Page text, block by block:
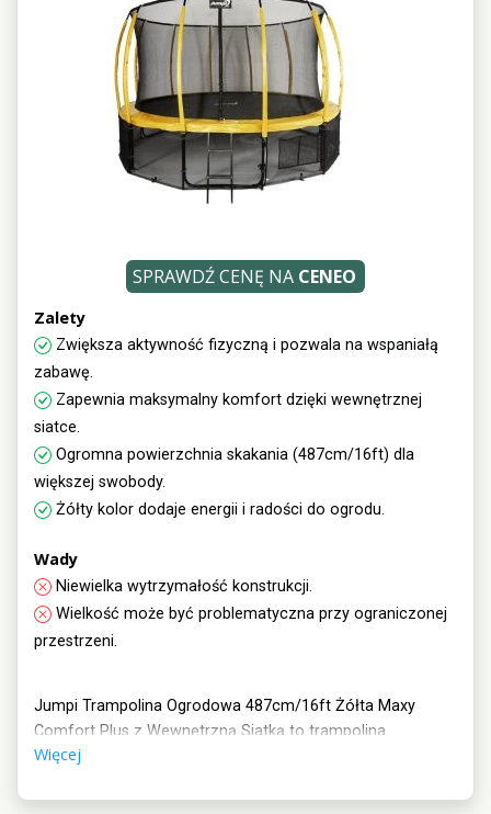
Zalety
Zwiększa aktywność fizyczną i pozwala na wspaniałą
zabawę.
Zapewnia maksymalny komfort dzięki wewnętrznej
siatce.
Ogromna powierzchnia skakania (487cm/16ft) dla
większej swobody.
Żółty kolor dodaje energii i radości do ogrodu.
Wady
Niewielka wytrzymałość konstrukcji.
Wielkość może być problematyczna przy ograniczonej
przestrzeni.
Jumpi Trampolina Ogrodowa 487cm/16ft Żółta Maxy
Comfort Plus z Wewnętrzną Siatką to trampolina
ogrodowa zapewniająca rozrywkę i aktywny wypoczynek
Więcej
SPRAWDŹ CENĘ NA CENEO